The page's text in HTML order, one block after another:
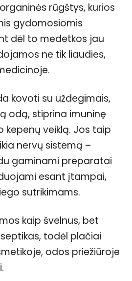
rūgštys, kurios
gydomosiomis
dėl to medetkos jau
ne tik liaudies,
kovoti su uždegimais,
odą, stiprina imuninę
kepenų veiklą. Jos taip
nervų sistemą –
gaminami preparatai
esant įtampai,
sutrikimams.
kaip švelnus, bet
todėl plačiai
odos priežiūroje